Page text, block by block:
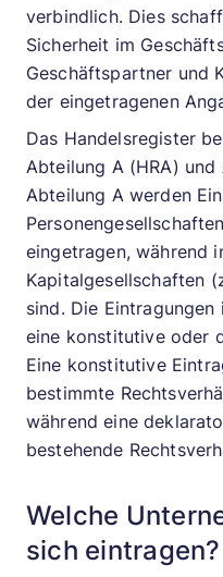
verbindlich. Dies
Sicherheit im
Geschäftspartner und
der eingetragenen
Das Handelsregister
Abteilung A (HRA) und
Abteilung A werden
eingetragen, während
Kapitalgesellschaften
sind. Die
eine konstitutive oder
Eine konstitutive
bestimmte
während eine
bestehende
Welche
sich eintragen?